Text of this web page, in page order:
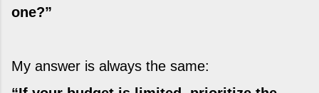
one?”
My answer is always the same: